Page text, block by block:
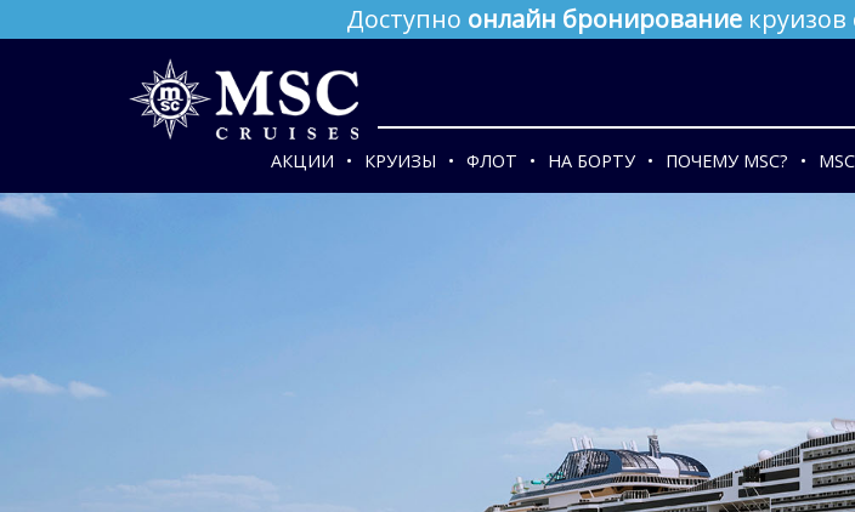
Доступно онлайн бронирование
АКЦИИ КРУИЗЫ ФЛОТ НА БОРТУ ПОЧЕМУ MSC?